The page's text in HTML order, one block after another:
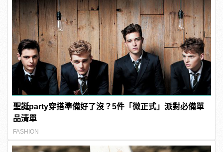
聖誕party穿搭準備好了沒？5件「微正式」派對必備單
品清單
FASHION